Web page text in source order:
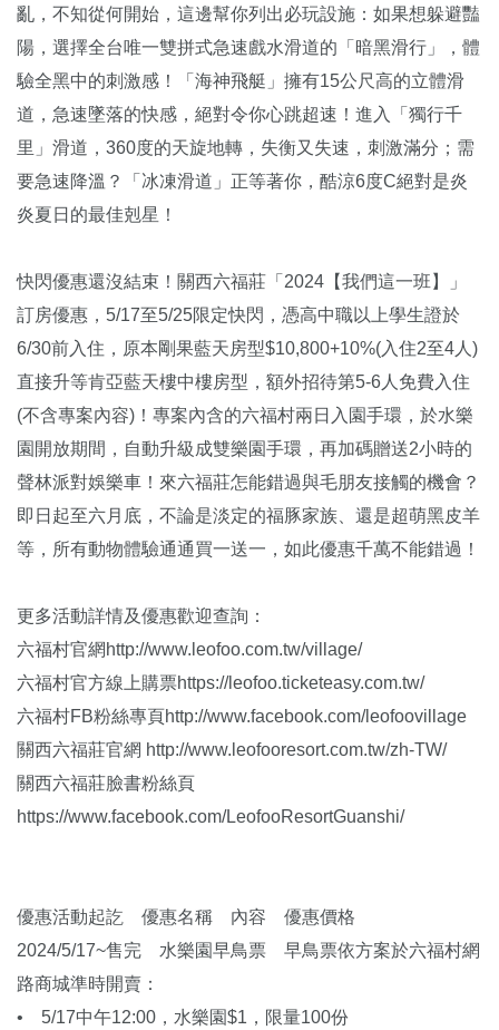
亂，不知從何開始，這邊幫你列出必玩設施：如果想躲避豔
陽，選擇全台唯一雙拼式急速戲水滑道的「暗黑滑行」，體
驗全黑中的刺激感！「海神飛艇」擁有15公尺高的立體滑
道，急速墜落的快感，絕對令你心跳超速！進入「獨行千
里」滑道，360度的天旋地轉，失衡又失速，刺激滿分；需
要急速降溫？「冰凍滑道」正等著你，酷涼6度C絕對是炎
炎夏日的最佳剋星！
快閃優惠還沒結束！關西六福莊「2024【我們這一班】」
訂房優惠，5/17至5/25限定快閃，憑高中職以上學生證於
6/30前入住，原本剛果藍天房型$10,800+10%(入住2至4人)
直接升等肯亞藍天樓中樓房型，額外招待第5-6人免費入住
(不含專案內容)！專案內含的六福村兩日入園手環，於水樂
園開放期間，自動升級成雙樂園手環，再加碼贈送2小時的
聲林派對娛樂車！來六福莊怎能錯過與毛朋友接觸的機會？
即日起至六月底，不論是淡定的福豚家族、還是超萌黑皮羊
等，所有動物體驗通通買一送一，如此優惠千萬不能錯過！
更多活動詳情及優惠歡迎查詢：
六福村官網http://www.leofoo.com.tw/village/
六福村官方線上購票https://leofoo.ticketeasy.com.tw/
六福村FB粉絲專頁http://www.facebook.com/leofoovillage
關西六福莊官網 http://www.leofooresort.com.tw/zh-TW/
關西六福莊臉書粉絲頁
https://www.facebook.com/LeofooResortGuanshi/
優惠活動起訖 優惠名稱 內容 優惠價格
2024/5/17~售完 水樂園早鳥票 早鳥票依方案於六福村網
路商城準時開賣：
• 5/17中午12:00，水樂園$1，限量100份